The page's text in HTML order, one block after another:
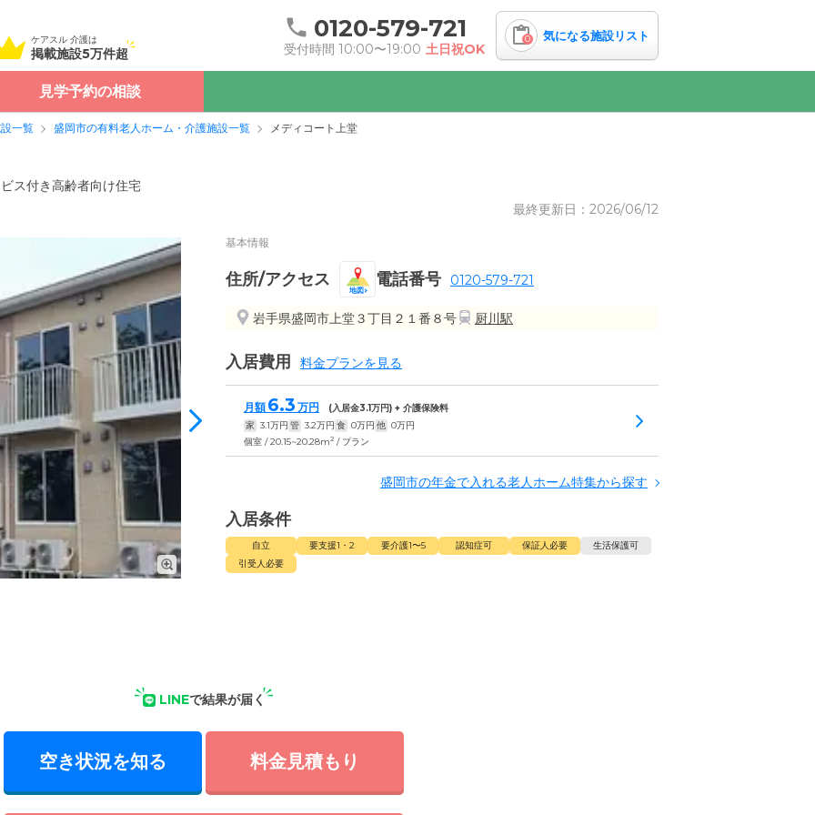
ケアスル 介護は
掲載施設5万件超
0120-579-721
受付時間 10:00〜19:00 土日祝OK
0 気になる施設リスト
見学予約の相談
一覧 盛岡市の有料老人ホーム・介護施設一覧 メディコート上堂
ス付き高齢者向け住宅
最終更新日：2026/06/12
基本情報
住所/アクセス
地図
電話番号 0120-579-721
岩手県盛岡市上堂３丁目２１番８号 厨川駅
入居費用 料金プランを見る
月額 6.3 万円 (入居金3.1万円) + 介護保険料
家 3.1万円 管 3.2万円 食 0万円 他 0万円
個室 / 20.15~20.28m2 / プラン
盛岡市の年金で入れる老人ホーム特集から探す
入居条件
自立 要支援1・2 要介護1〜5 認知症可 保証人必要
生活保護可
引受人必要
LINEで結果が届く
空き状況を知る 料金見積もり